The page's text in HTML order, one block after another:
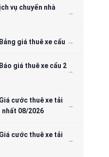
vụ chuyển nhà
giá thuê xe cẩu
giá thuê xe cẩu 2
cước thuê xe tải
nhất 08/2026
cước thuê xe tải